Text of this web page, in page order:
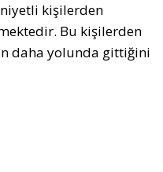
kişilerden
Bu kişilerden
daha yolunda gittiğini